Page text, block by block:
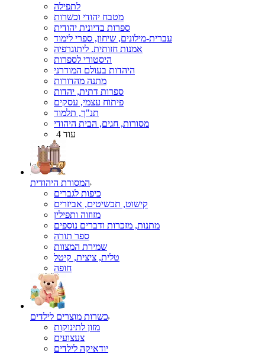
לתפילה
מטבח יהודי וכשרות
ספרות בדיונית יהודית
עברית-מילונים, שיחון, ספרי לימוד
אמנות חזותית. ליתוגרפיה
היסטורי לספרות
היהדות בעולם המודרני
מתנה מהדורות
ספרות דתית, יהדות
פיתוח עצמי, עסקים
תנ"ך, תלמוד
מסורות, חגים, הבית היהודי
עוד 4
המסורת היהודית
כיפות לגברים
קישוט, תכשיטים, אביזרים
מזוזוה ותפילין
מתנות, מזכרות ודברים נוספים
ספר תורה
שמירת המצוות
טלית, ציצית, קיטל
כשרות מוצרים לילדים
מזון לתינוקות
צעצועים
יודאיקה לילדים